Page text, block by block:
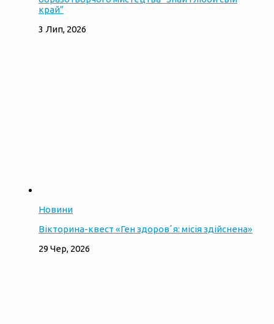
край”
3 Лип, 2026
Новини
Вікторина-квест «Ген здоровʼя: місія здійснена»
29 Чер, 2026